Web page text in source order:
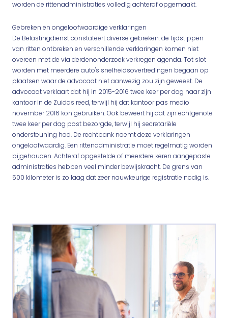
worden de rittenadministraties volledig achteraf opgemaakt.
Gebreken en ongeloofwaardige verklaringen
De Belastingdienst constateert diverse gebreken: de tijdstippen
van ritten ontbreken en verschillende verklaringen komen niet
overeen met de via derdenonderzoek verkregen agenda. Tot slot
worden met meerdere auto's snelheidsovertredingen begaan op
plaatsen waar de advocaat niet aanwezig zou zijn geweest. De
advocaat verklaart dat hij in 2015-2016 twee keer per dag naar zijn
kantoor in de Zuidas reed, terwijl hij dat kantoor pas medio
november 2016 kon gebruiken. Ook beweert hij dat zijn echtgenote
twee keer per dag post bezorgde, terwijl hij secretariële
ondersteuning had. De rechtbank noemt deze verklaringen
ongeloofwaardig. Een rittenadministratie moet regelmatig worden
bijgehouden. Achteraf opgestelde of meerdere keren aangepaste
administraties hebben veel minder bewijskracht. De grens van
500 kilometer is zo laag dat zeer nauwkeurige registratie nodig is.